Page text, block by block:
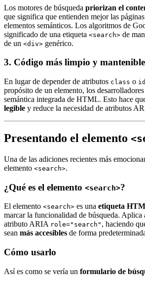
Los motores de búsqueda priorizan el
que significa que entienden mejor las
elementos semánticos. Los algoritmos de
significado de una etiqueta <search> de
de un <div> genérico.
3. Código más limpio y mantenible
En lugar de depender de atributos class o id
propósito de un elemento, los
semántica integrada de HTML. Esto hace
legible y reduce la necesidad de atributos
Presentando el elemento
Una de las adiciones recientes más
elemento <search>.
¿Qué es el elemento <search>?
El elemento <search> es una etiqueta
marcar la funcionalidad de búsqueda. Aplica
atributo ARIA role="search" , haciendo
sean más accesibles de forma
Cómo usarlo
Así es como se vería un formulario de